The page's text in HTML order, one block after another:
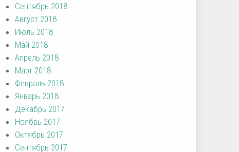
Сентябрь 2018
Август 2018
Июль 2018
Май 2018
Апрель 2018
Март 2018
Февраль 2018
Январь 2018
Декабрь 2017
Ноябрь 2017
Октябрь 2017
Сентябрь 2017